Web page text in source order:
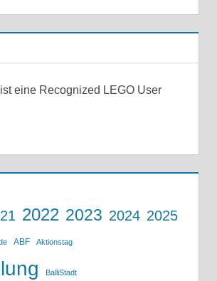
eine Recognized LEGO User
2022 2023 2024 2025
ABF Aktionstag
BalliStadt